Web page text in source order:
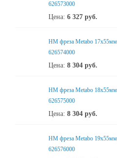
626573000
Цена: 6 327 руб.
HM фреза Metabo
626574000
Цена: 8 304 руб.
HM фреза Metabo
626575000
Цена: 8 304 руб.
HM фреза Metabo
626576000